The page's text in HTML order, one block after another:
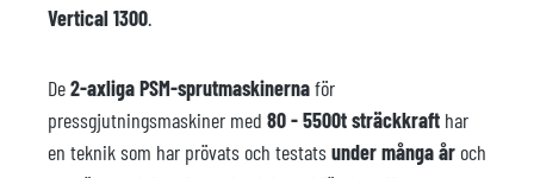
Vertical 1300.
De2-axliga PSM-sprutmaskinernaför
pressgjutningsmaskiner med 80 - 5500t sträckkraft har
en teknik som har prövats och testatsunder många år och